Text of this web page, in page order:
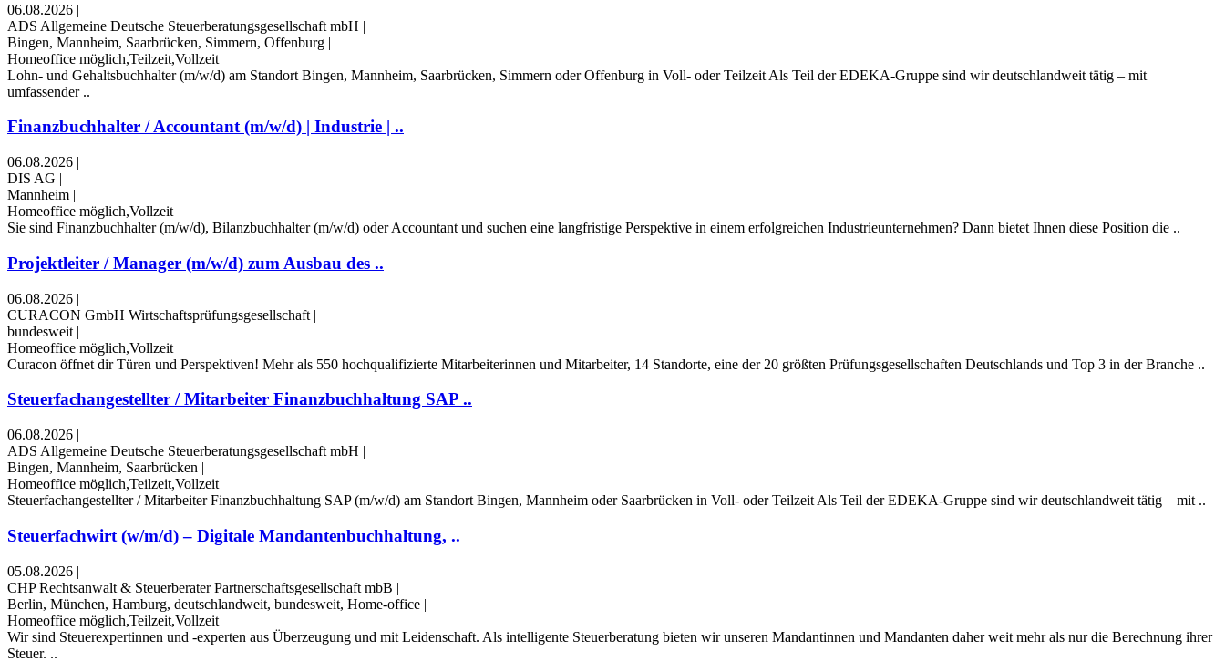
06.08.2026 |
ADS Allgemeine Deutsche Steuerberatungsgesellschaft mbH |
Bingen, Mannheim, Saarbrücken, Simmern, Offenburg |
Homeoffice möglich,Teilzeit,Vollzeit
Lohn- und Gehaltsbuchhalter (m/w/d) am Standort Bingen, Mannheim, Saarbrücken, Simmern oder Offenburg in Voll- oder Teilzeit Als Teil der EDEKA-Gruppe sind wir deutschlandweit tätig – mit
umfassender ..
Finanzbuchhalter / Accountant (m/w/d) | Industrie | ..
06.08.2026 |
DIS AG |
Mannheim |
Homeoffice möglich,Vollzeit
Sie sind Finanzbuchhalter (m/w/d), Bilanzbuchhalter (m/w/d) oder Accountant und suchen eine langfristige Perspektive in einem erfolgreichen Industrieunternehmen? Dann bietet Ihnen diese Position die ..
Projektleiter / Manager (m/w/d) zum Ausbau des ..
06.08.2026 |
CURACON GmbH Wirtschaftsprüfungsgesellschaft |
bundesweit |
Homeoffice möglich,Vollzeit
Curacon öffnet dir Türen und Perspektiven! Mehr als 550 hochqualifizierte Mitarbeiterinnen und Mitarbeiter, 14 Standorte, eine der 20 größten Prüfungsgesellschaften Deutschlands und Top 3 in der Branche ..
Steuerfachangestellter / Mitarbeiter Finanzbuchhaltung SAP ..
06.08.2026 |
ADS Allgemeine Deutsche Steuerberatungsgesellschaft mbH |
Bingen, Mannheim, Saarbrücken |
Homeoffice möglich,Teilzeit,Vollzeit
Steuerfachangestellter / Mitarbeiter Finanzbuchhaltung SAP (m/w/d) am Standort Bingen, Mannheim oder Saarbrücken in Voll- oder Teilzeit Als Teil der EDEKA-Gruppe sind wir deutschlandweit tätig – mit ..
Steuerfachwirt (w/m/d) – Digitale Mandantenbuchhaltung, ..
05.08.2026 |
CHP Rechtsanwalt & Steuerberater Partnerschaftsgesellschaft mbB |
Berlin, München, Hamburg, deutschlandweit, bundesweit, Home-office |
Homeoffice möglich,Teilzeit,Vollzeit
Wir sind Steuerexpertinnen und -experten aus Überzeugung und mit Leidenschaft. Als intelligente Steuerberatung bieten wir unseren Mandantinnen und Mandanten daher weit mehr als nur die Berechnung ihrer
Steuer. ..